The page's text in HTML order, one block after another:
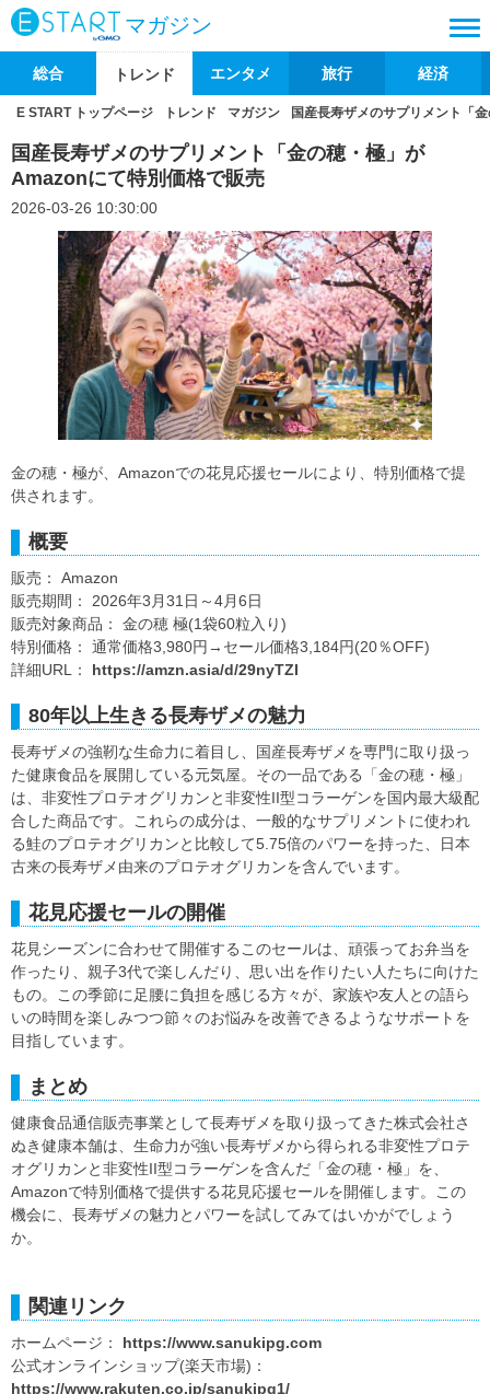
マガジン
総合 トレンド エンタメ 旅行 経済
E START トップページ トレンド マガジン 国産長寿ザメのサプリメント「
国産長寿ザメのサプリメント「金の穂・極」が
Amazonにて特別価格で販売
2026-03-26 10:30:00
金の穂・極が、Amazonでの花見応援セールにより、特別価格で提
供されます。
概要
販売： Amazon
販売期間： 2026年3月31日～4月6日
販売対象商品： 金の穂 極(1袋60粒入り)
特別価格： 通常価格3,980円→セール価格3,184円(20％OFF)
詳細URL： https://amzn.asia/d/29nyTZI
80年以上生きる長寿ザメの魅力
長寿ザメの強靭な生命力に着目し、国産長寿ザメを専門に取り扱っ
た健康食品を展開している元気屋。その一品である「金の穂・極」
は、非変性プロテオグリカンと非変性II型コラーゲンを国内最大級配
合した商品です。これらの成分は、一般的なサプリメントに使われ
る鮭のプロテオグリカンと比較して5.75倍のパワーを持った、日本
古来の長寿ザメ由来のプロテオグリカンを含んでいます。
花見応援セールの開催
花見シーズンに合わせて開催するこのセールは、頑張ってお弁当を
作ったり、親子3代で楽しんだり、思い出を作りたい人たちに向けた
もの。この季節に足腰に負担を感じる方々が、家族や友人との語ら
いの時間を楽しみつつ節々のお悩みを改善できるようなサポートを
目指しています。
まとめ
健康食品通信販売事業として長寿ザメを取り扱ってきた株式会社さ
ぬき健康本舗は、生命力が強い長寿ザメから得られる非変性プロテ
オグリカンと非変性II型コラーゲンを含んだ「金の穂・極」を、
Amazonで特別価格で提供する花見応援セールを開催します。この
機会に、長寿ザメの魅力とパワーを試してみてはいかがでしょう
か。
関連リンク
ホームページ： https://www.sanukipg.com
公式オンラインショップ(楽天市場)：
https://www.rakuten.co.jp/sanukipg1/